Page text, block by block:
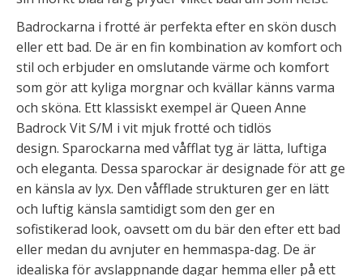
Badrockarna i frotté är perfekta efter en skön dusch
eller ett bad. De är en fin kombination av komfort och
stil och erbjuder en omslutande värme och komfort
som gör att kyliga morgnar och kvällar känns varma
och sköna. Ett klassiskt exempel är Queen Anne
Badrock Vit S/M i vit mjuk frotté och tidlös
design. Sparockarna med våfflat tyg är lätta, luftiga
och eleganta. Dessa sparockar är designade för att ge
en känsla av lyx. Den våfflade strukturen ger en lätt
och luftig känsla samtidigt som den ger en
sofistikerad look, oavsett om du bär den efter ett bad
eller medan du avnjuter en hemmaspa-dag. De är
idealiska för avslappnande dagar hemma eller på ett